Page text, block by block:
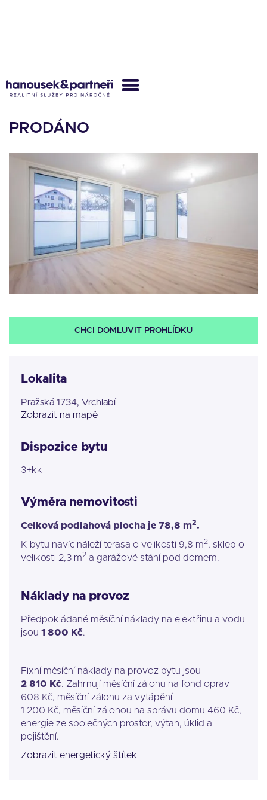
BYT D 2.2
PRODÁNO
CHCI DOMLUVIT PROHLÍDKU
Lokalita
Pražská 1734, Vrchlabí
Zobrazit na mapě
Dispozice bytu
3+kk
Výměra nemovitosti
Celková podlahová plocha je 78,8 m2.
K bytu navíc náleží terasa o velikosti 9,8 m2, sklep o
velikosti 2,3 m2 a garážové stání pod domem.
Náklady na provoz
Předpokládané měsíční náklady na elektřinu a vodu
jsou 1 800 Kč.
Fixní měsíční náklady na provoz bytu jsou ‍
2 810 Kč. Zahrnují měsíční zálohu na fond oprav
608 Kč, měsíční zálohu za vytápění
1 200 Kč, měsíční zálohou na správu domu 460 Kč,
energie ze společných prostor, výtah, úklid a
pojištění.
Zobrazit energetický štítek